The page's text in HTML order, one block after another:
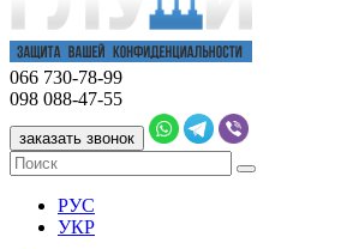
066 730-78-99
098 088-47-55
заказать звонок
РУС
УКР